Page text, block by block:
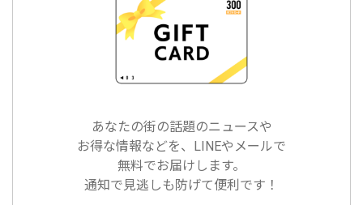
あなたの街の話題のニュースや
お得な情報などを、LINEやメールで
無料でお届けします。
通知で見逃しも防げて便利です！